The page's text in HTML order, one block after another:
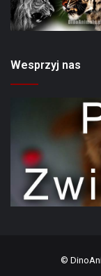
Wesprzyj nas
©